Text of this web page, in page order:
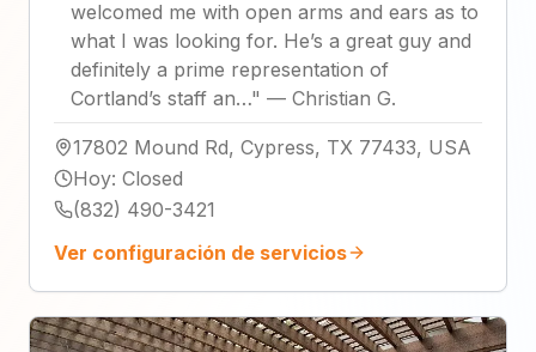
welcomed me with open arms and ears as to
what I was looking for. He’s a great guy and
definitely a prime representation of
Cortland’s staff an…" — Christian G.
17802 Mound Rd, Cypress, TX 77433, USA
Hoy: Closed
(832) 490-3421
Ver configuración de servicios